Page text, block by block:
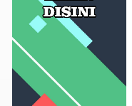
Dinilai Fitnah,
Bombana Tempuh
Dewan Pers Sebelum
Hukum